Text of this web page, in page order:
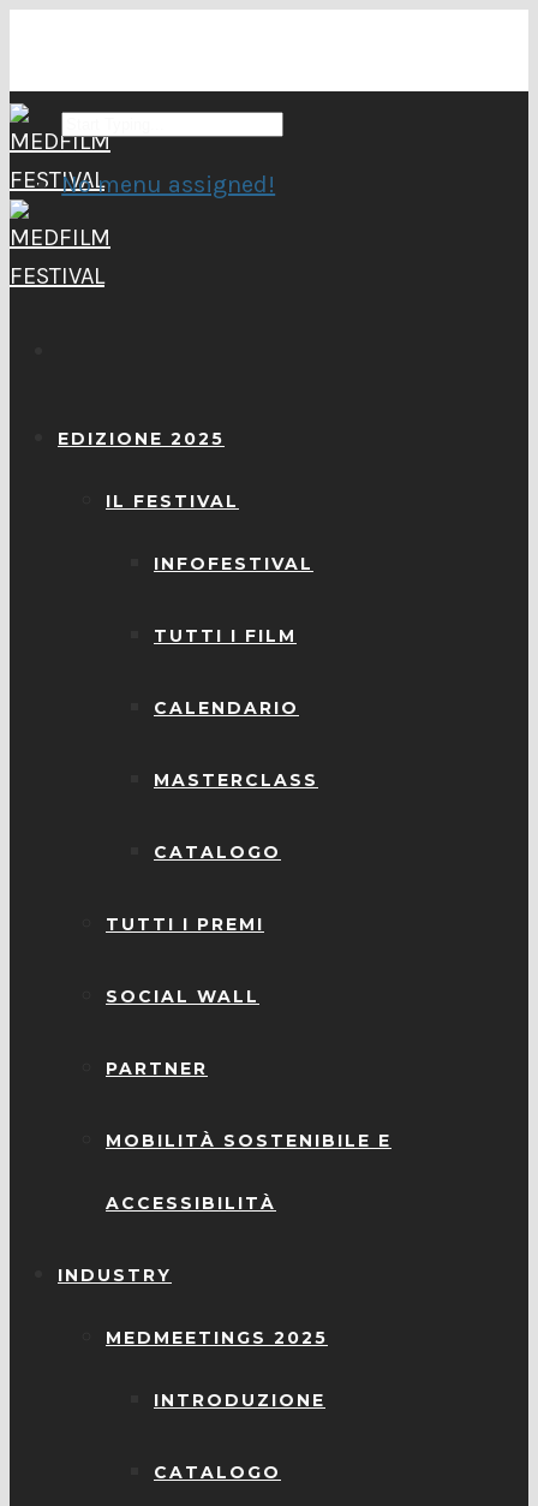
EDIZIONE 2025
IL FESTIVAL
INFOFESTIVAL
TUTTI I FILM
CALENDARIO
MASTERCLASS
CATALOGO
TUTTI I PREMI
SOCIAL WALL
PARTNER
MOBILITÀ SOSTENIBILE E
ACCESSIBILITÀ
INDUSTRY
MEDMEETINGS 2025
INTRODUZIONE
CATALOGO
No menu assigned!